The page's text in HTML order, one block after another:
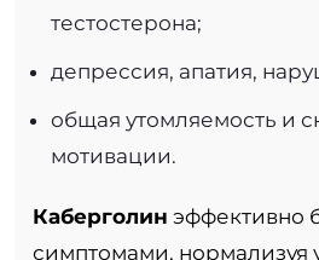
тестостерона;
депрессия, апатия,
общая утомляемость и
мотивации.
Каберголин эффективно
симптомами, нормализуя